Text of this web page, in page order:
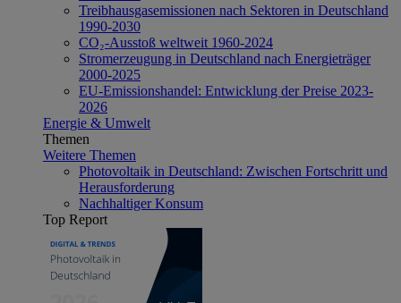
Treibhausgasemissionen nach Sektoren in Deutschland
1990-2030
CO₂-Ausstoß weltweit 1960-2024
Stromerzeugung in Deutschland nach Energieträger
2000-2025
EU-Emissionshandel: Entwicklung der Preise 2023-
2026
Energie & Umwelt
Themen
Weitere Themen
Photovoltaik in Deutschland: Zwischen Fortschritt und
Herausforderung
Nachhaltiger Konsum
Top Report